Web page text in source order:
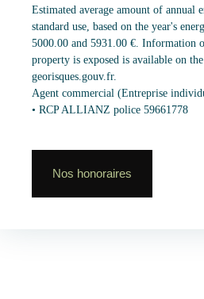
Estimated average amount of annual
standard use, based on the year's
5000.00 and 5931.00 €. Information
property is exposed is available on
georisques.gouv.fr.
Agent commercial (Entreprise
• RCP ALLIANZ police 59661778
Nos honoraires